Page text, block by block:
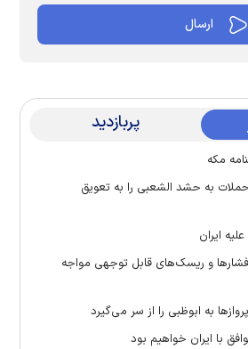
پربازدید
مکه
به حشد الشعبی را به تعویق
ایران
فشارها و ریسک‌های قابل توجهی مواجه
به ابوظبی را از سر می‌گیرد
با ایران خواهیم بود